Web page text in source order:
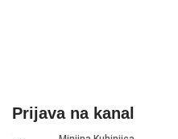
Prijava na kanal